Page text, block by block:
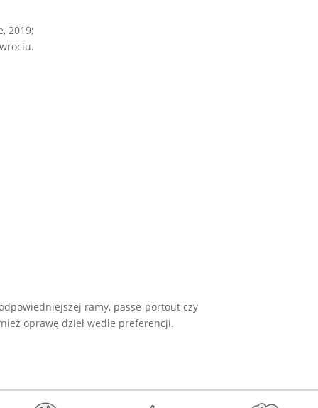
2019;
ramy, passe-portout czy
oprawę dzieł wedle preferencji.